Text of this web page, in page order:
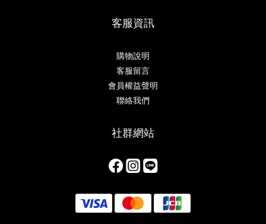
客服資訊
購物說明
客服留言
會員權益聲明
聯絡我們
社群網站